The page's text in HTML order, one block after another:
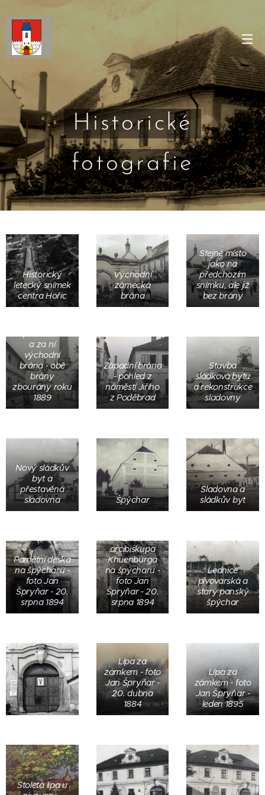
Historické
fotografie
Historický
letecký snímek
centra Hořic
Východní
zámecká
brána
Stejné místo
jako na
předchozím
snímku, ale již
bez brány
a za ní
východní
brána - obě
brány
zbourány roku
1889
Západní brána
- pohled z
náměstí Jiřího
z Poděbrad
Stavba
sládkova bytu
a rekonstrukce
sladovny
Nový sládkův
byt a
přestavěná
sladovna
Špýchar
Sladovna a
sládkův byt
Pamětní deska
na špýcharu -
foto Jan
Špryňar - 20.
srpna 1894
Znak
arcibiskupa
Khuenburga
na špýcharu -
foto Jan
Špryňar - 20.
srpna 1894
Lednice
pivovarská a
starý panský
špýchar
Lípa za
zámkem - foto
Jan Špryňar -
20. dubna
1884
Lípa za
zámkem - foto
Jan Špryňar -
leden 1895
Stoletá lípa u